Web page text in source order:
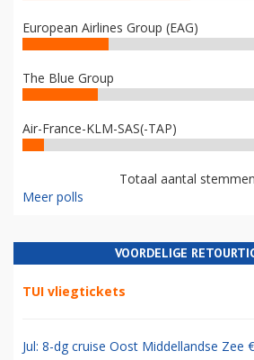
European Airlines Group (EAG)
The Blue Group
Air-France-KLM-SAS(-TAP)
Totaal aantal
Meer polls
VOORDELIGE
TUI vliegtickets
Jul: 8-dg cruise Oost Middellandse Zee